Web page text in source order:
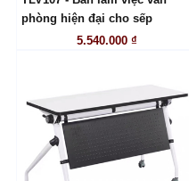
LIÊN HỆ
phòng hiện đại cho sếp
5.540.000 ₫